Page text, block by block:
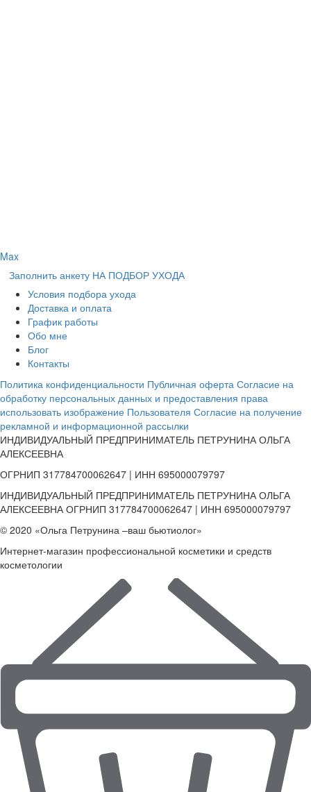
Max
Заполнить анкету НА ПОДБОР УХОДА
Условия подбора ухода
Доставка и оплата
График работы
Обо мне
Блог
Контакты
Политика конфиденциальности Публичная оферта Согласие на
обработку персональных данных и предоставления права
использовать изображение Пользователя Согласие на получение
рекламной и информационной рассылки
ИНДИВИДУАЛЬНЫЙ ПРЕДПРИНИМАТЕЛЬ ПЕТРУНИНА ОЛЬГА
АЛЕКСЕЕВНА
ОГРНИП 317784700062647 | ИНН 695000079797
ИНДИВИДУАЛЬНЫЙ ПРЕДПРИНИМАТЕЛЬ ПЕТРУНИНА ОЛЬГА
АЛЕКСЕЕВНА ОГРНИП 317784700062647 | ИНН 695000079797
© 2020 «Ольга Петрунина –ваш бьютиолог»
Интернет-магазин профессиональной косметики и средств
косметологии